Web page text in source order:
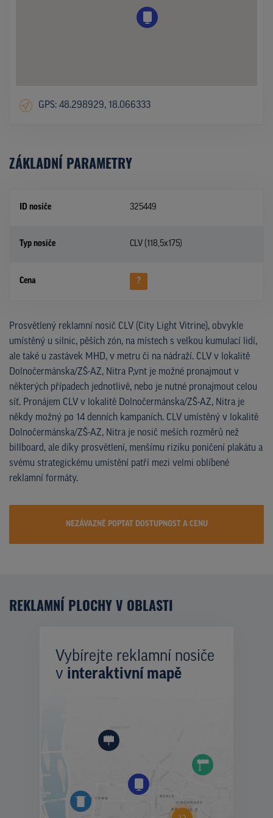
GPS: 48.298929, 18.066333
ZÁKLADNÍ PARAMETRY
ID nosiče 325449
Typ nosiče CLV (118,5x175)
Cena ?
Prosvětlený reklamní nosič CLV (City Light Vitrine), obvykle
umístěný u silnic, pěších zón, na místech s velkou kumulací lidí,
ale také u zastávek MHD, v metru či na nádraží. CLV v lokalitě
Dolnočermánska/ZŠ-AZ, Nitra P,vnt je možné pronajmout v
některých případech jednotlivě, nebo je nutné pronajmout celou
síť. Pronájem CLV v lokalitě Dolnočermánska/ZŠ-AZ, Nitra je
někdy možný po 14 denních kampaních. CLV umístěný v lokalitě
Dolnočermánska/ZŠ-AZ, Nitra je nosič meších rozměrů než
billboard, ale díky prosvětlení, menšímu riziku poničení plakátu a
svému strategickému umístění patří mezi velmi oblíbené
reklamní formáty.
NEZÁVAZNĚ POPTAT DOSTUPNOST A CENU
REKLAMNÍ PLOCHY V OBLASTI
Vybírejte reklamní nosiče
v interaktivní mapě